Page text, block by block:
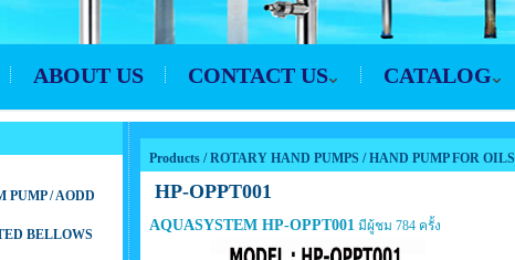
ABOUT US CONTACT US CATALOG
PUMP / AODD
BELLOWS
Products /ROTARY HAND PUMPS /HAND PUMP FOR OILS
HP-OPPT001
AQUASYSTEM HP-OPPT001 มีผู้ชม 784 ครั้ง